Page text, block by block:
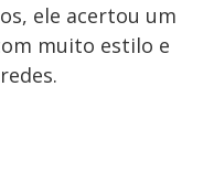
ele acertou um
muito estilo e